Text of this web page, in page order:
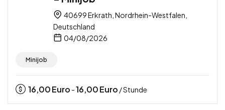
40699 Erkrath, Nordrhein-Westfalen,
Deutschland
04/08/2026
Minijob
16,00Euro -16,00Euro / Stunde